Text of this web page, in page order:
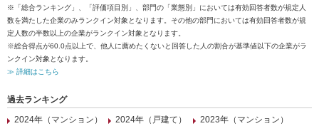
※「総合ランキング」、「評価項目別」、部門の「業態別」においては有効回答者数が規定人
数を満たした企業のみランクイン対象となります。その他の部門においては有効回答者数が規
定人数の半数以上の企業がランクイン対象となります。
※総合得点が60.0点以上で、他人に薦めたくないと回答した人の割合が基準値以下の企業がラ
ンクイン対象となります。
≫ 詳細はこちら
過去ランキング
2024年（マンション）
2024年（戸建て）
2023年（マンション）